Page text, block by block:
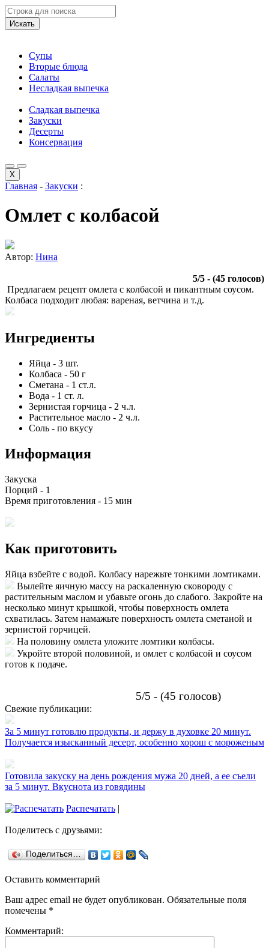
Искать
Супы
Вторые блюда
Салаты
Несладкая выпечка
Сладкая выпечка
Закуски
Десерты
Консервация
X
Главная - Закуски :
Омлет с колбасой
Автор: Нина
5/5 - (45 голосов)
Предлагаем рецепт омлета с колбасой и пикантным соусом.
Колбаса подходит любая: вареная, ветчина и т.д.
Ингредиенты
Яйца - 3 шт.
Колбаса - 50 г
Сметана - 1 ст.л.
Вода - 1 ст. л.
Зернистая горчица - 2 ч.л.
Растительное масло - 2 ч.л.
Соль - по вкусу
Информация
Закуска
Порций - 1
Время приготовления - 15 мин
Как приготовить
Яйца взбейте с водой. Колбасу нарежьте тонкими ломтиками.
Вылейте яичную массу на раскаленную сковороду с
растительным маслом и убавьте огонь до слабого. Закройте на
несколько минут крышкой, чтобы поверхность омлета
схватилась. Затем намажьте поверхность омлета сметаной и
зернистой горчицей.
На половину омлета уложите ломтики колбасы.
Укройте второй половиной, и омлет с колбасой и соусом
готов к подаче.
5/5 - (45 голосов)
Свежие публикации:
За 5 минут готовлю продукты, и держу в духовке 20 минут.
Получается изысканный десерт, особенно хорош с мороженым
Готовила закуску на день рождения мужа 20 дней, а ее съели
за 5 минут. Вкуснота из говядины
Распечатать |
Поделитесь с друзьями:
Поделиться…
Оставить комментарий
Ваш адрес email не будет опубликован. Обязательные поля
помечены *
Комментарий: